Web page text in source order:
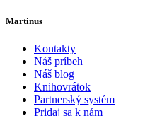
Martinus
Kontakty
Náš príbeh
Náš blog
Knihovrátok
Partnerský systém
Pridaj sa k nám